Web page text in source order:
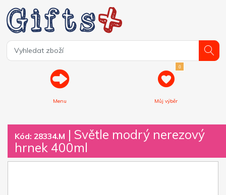
Menu
0
Můj výběr
Kód: 28334.M | Světle modrý nerezový
hrnek 400ml